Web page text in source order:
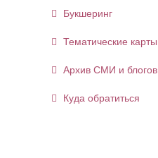
Букшеринг
Тематические карты
Архив СМИ и блогов
Куда обратиться